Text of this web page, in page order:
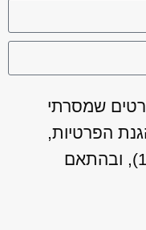
שמסרתי
הפרטיות,
התשמ"א–1981 (כולל תיקון 13), ובהתאם